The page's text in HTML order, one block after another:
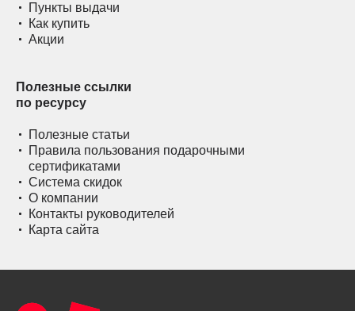
Пункты выдачи
Как купить
Акции
Полезные ссылки
по ресурсу
Полезные статьи
Правила пользования подарочными
сертификатами
Система скидок
О компании
Контакты руководителей
Карта сайта